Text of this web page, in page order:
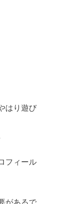
はり遊び
フィール